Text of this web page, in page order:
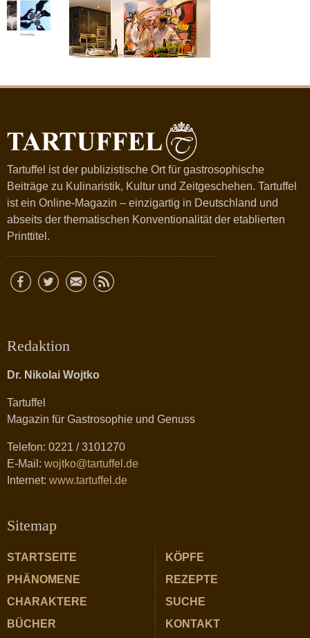
Tartuffel ist der publizistische Ort für gastrosophische
Beiträge zu Kulinaristik, Kultur und Zeitgeschehen. Tartuffel
ist ein Online-Magazin – einzigartig in Deutschland und
abseits der thematischen Konventionalität der etablierten
Printtitel.
Redaktion
Dr. Nikolai Wojtko
Tartuffel
Magazin für Gastrosophie und Genuss
Telefon: 0221 / 3101270
E-Mail: wojtko@tartuffel.de
Internet: www.tartuffel.de
Sitemap
STARTSEITE
PHÄNOMENE
CHARAKTERE
BÜCHER
KÖPFE
REZEPTE
SUCHE
KONTAKT